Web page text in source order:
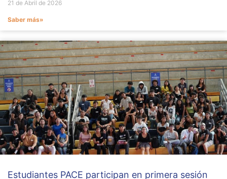
21 de Abril de 2026
Saber más»
Estudiantes PACE participan en primera sesión